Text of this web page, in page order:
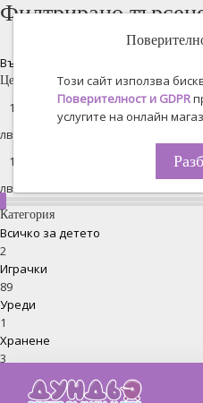
Филтрирано
Възстановяване на всички
Цена
лв. -
лв.
Категория
Всичко за детето
2
Играчки
89
Уреди
1
Хранене
3
Този сайт използва
Поверителност и GDPR
услугите на онлайн